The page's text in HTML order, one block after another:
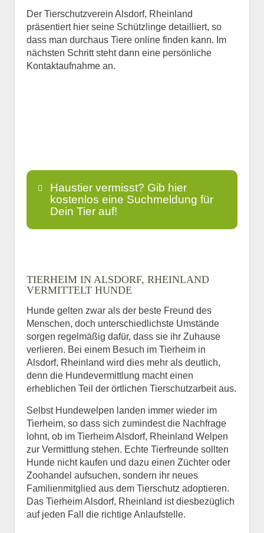
Der Tierschutzverein Alsdorf, Rheinland
präsentiert hier seine Schützlinge detailliert, so
dass man durchaus Tiere online finden kann. Im
nächsten Schritt steht dann eine persönliche
Kontaktaufnahme an.
Haustier vermisst? Gib hier
kostenlos eine Suchmeldung für
Dein Tier auf!
E-Mail*
Informationen über das
Tier.
Art des Tiers*
TIERHEIM IN ALSDORF, RHEINLAND
VERMITTELT HUNDE
Hunde gelten zwar als der beste Freund des
Menschen, doch unterschiedlichste Umstände
sorgen regelmäßig dafür, dass sie ihr Zuhause
verlieren. Bei einem Besuch im Tierheim in
Alsdorf, Rheinland wird dies mehr als deutlich,
denn die Hundevermittlung macht einen
erheblichen Teil der örtlichen Tierschutzarbeit aus.
Selbst Hundewelpen landen immer wieder im
Tierheim, so dass sich zumindest die Nachfrage
lohnt, ob im Tierheim Alsdorf, Rheinland Welpen
zur Vermittlung stehen. Echte Tierfreunde sollten
Hunde nicht kaufen und dazu einen Züchter oder
Zoohandel aufsuchen, sondern ihr neues
Familienmitglied aus dem Tierschutz adoptieren.
Das Tierheim Alsdorf, Rheinland ist diesbezüglich
auf jeden Fall die richtige Anlaufstelle.